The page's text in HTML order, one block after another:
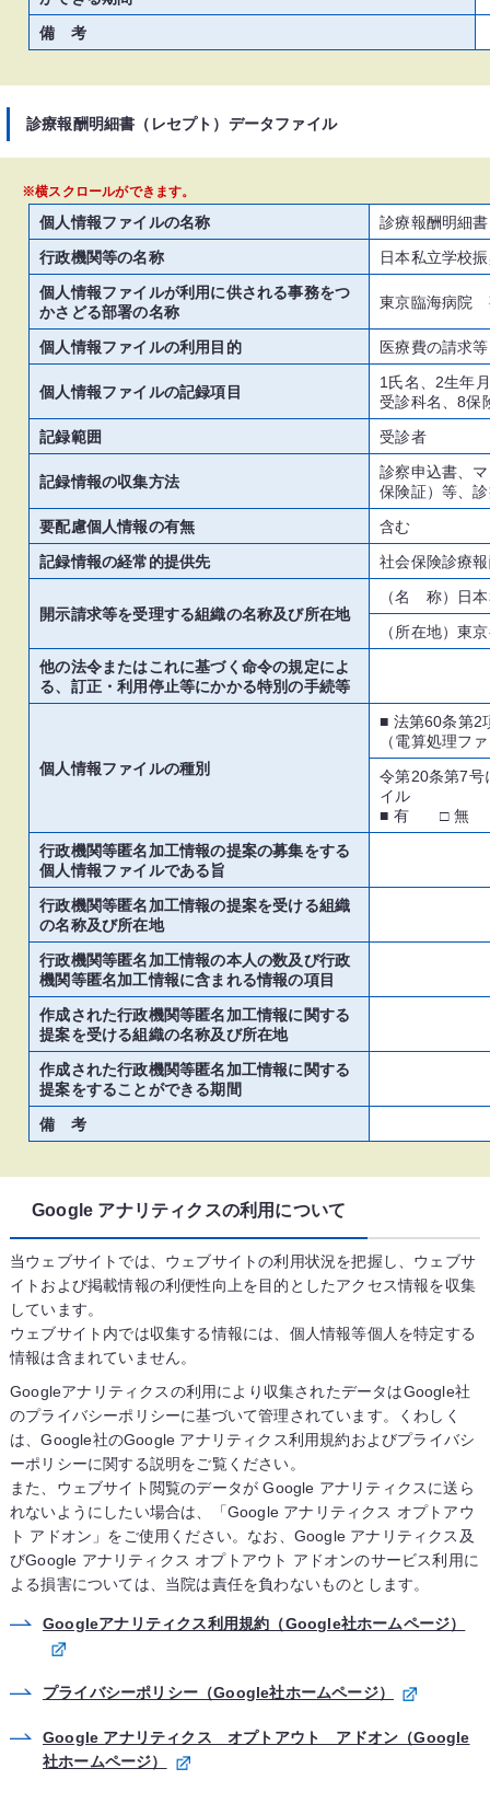
備 考
診療報酬明細書（レセプト）データファイル
※横スクロールができます。
個人情報ファイルの名称
診療報酬明細
行政機関等の名称
日本私立学校
個人情報ファイルが利用に供される事務をつ
かさどる部署の名称
東京臨海病院
個人情報ファイルの利用目的 医療費の請求
個人情報ファイルの記録項目
1氏名、2生年
受診科名、8保
記録範囲
受診者
記録情報の収集方法
診察申込書、
保険証）等、
要配慮個人情報の有無
含む
記録情報の経常的提供先
社会保険診療
開示請求等を受理する組織の名称及び所在地
（名 称）日
（所在地）東
他の法令またはこれに基づく命令の規定によ
る、訂正・利用停止等にかかる特別の手続等
個人情報ファイルの種別
■ 法第60条第2
（電算処理フ
令第20条第7号
イル
■ 有 □ 無
行政機関等匿名加工情報の提案の募集をする
個人情報ファイルである旨
行政機関等匿名加工情報の提案を受ける組織
の名称及び所在地
行政機関等匿名加工情報の本人の数及び行政
機関等匿名加工情報に含まれる情報の項目
作成された行政機関等匿名加工情報に関する
提案を受ける組織の名称及び所在地
作成された行政機関等匿名加工情報に関する
提案をすることができる期間
備 考
Google アナリティクスの利用について
当ウェブサイトでは、ウェブサイトの利用状況を把握し、ウェブサ
イトおよび掲載情報の利便性向上を目的としたアクセス情報を収集
しています。
ウェブサイト内では収集する情報には、個人情報等個人を特定する
情報は含まれていません。
Googleアナリティクスの利用により収集されたデータはGoogle社
のプライバシーポリシーに基づいて管理されています。くわしく
は、Google社のGoogle アナリティクス利用規約およびプライバシ
ーポリシーに関する説明をご覧ください。
また、ウェブサイト閲覧のデータが Google アナリティクスに送ら
れないようにしたい場合は、「Google アナリティクス オプトアウ
ト アドオン」をご使用ください。なお、Google アナリティクス及
びGoogle アナリティクス オプトアウト アドオンのサービス利用に
よる損害については、当院は責任を負わないものとします。
Googleアナリティクス利用規約（Google社ホームページ）
プライバシーポリシー（Google社ホームページ）
Google アナリティクス オプトアウト アドオン（Google
社ホームページ）